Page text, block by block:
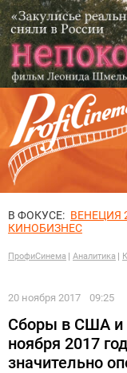
В ФОКУСЕ: ВЕНЕЦИЯ
КИНОБИЗНЕС
ПрофиСинема Аналитика
20 ноября 2017 09:25
Сборы в США и
ноября 2017
значительно